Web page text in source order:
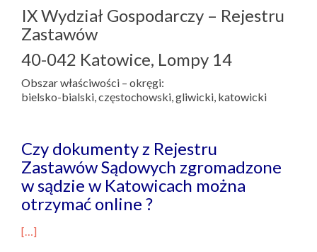
IX Wydział Gospodarczy – Rejestru
Zastawów
40-042 Katowice, Lompy 14
Obszar właściwości – okręgi:
bielsko-bialski, częstochowski, gliwicki, katowicki
Czy dokumenty z Rejestru
Zastawów Sądowych zgromadzone
w sądzie w Katowicach można
otrzymać online ?
[…]